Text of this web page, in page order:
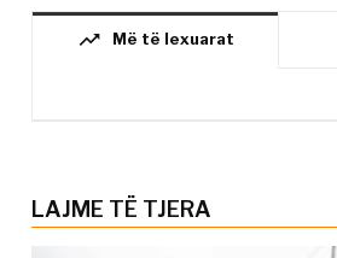
trending_up Më të lexuarat
LAJME TË TJERA